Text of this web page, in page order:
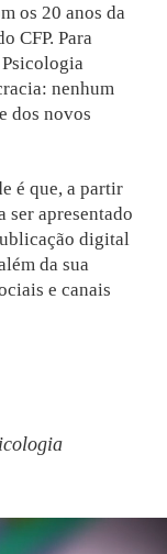
os 20 anos da
CFP. Para
nenhum
dos novos
é que, a partir
ser apresentado
digital
da sua
e canais